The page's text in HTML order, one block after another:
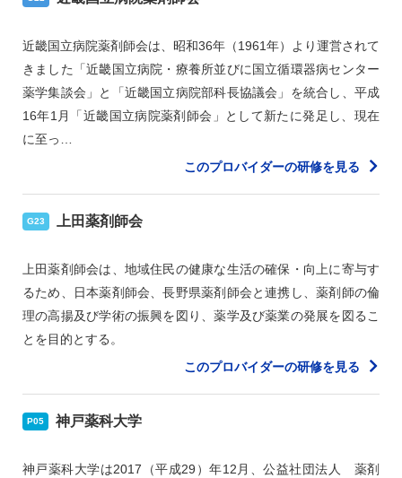
近畿国立病院薬剤師会は、昭和36年（1961年）より運営されて
きました「近畿国立病院・療養所並びに国立循環器病センター
薬学集談会」と「近畿国立病院部科長協議会」を統合し、平成
16年1月「近畿国立病院薬剤師会」として新たに発足し、現在
に至っ…
このプロバイダーの研修を見る
G23 上田薬剤師会
上田薬剤師会は、地域住民の健康な生活の確保・向上に寄与す
るため、日本薬剤師会、長野県薬剤師会と連携し、薬剤師の倫
理の高揚及び学術の振興を図り、薬学及び薬業の発展を図るこ
とを目的とする。
このプロバイダーの研修を見る
P05 神戸薬科大学
神戸薬科大学は2017（平成29）年12月、公益社団法人 薬剤